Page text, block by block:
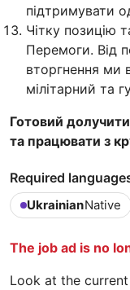
підтримувати
Чітку позицію
Перемоги. Від
вторгнення ми
мілітарний та
Готовий
та працювати з
Required
UkrainianNative
The job ad is no
Look at the current